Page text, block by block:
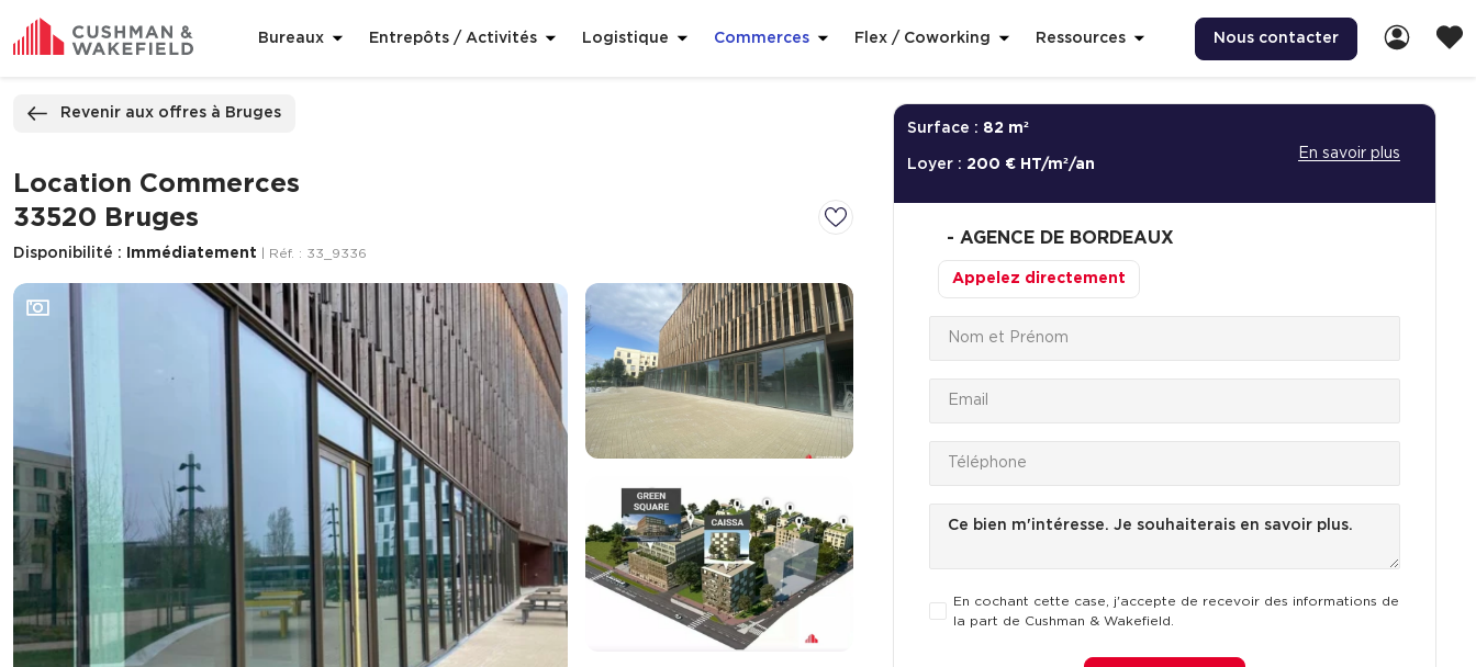
Bureaux Entrepôts / Activités Logistique Commerces Flex / Coworking Ressources Nous contacter
Revenir aux offres à Bruges
Location Commerces
33520 Bruges
Disponibilité : Immédiatement | Réf. : 33_9336
Surface : 82 m²
Loyer : 200 € HT/m²/an
En savoir plus
- AGENCE DE BORDEAUX
Appelez directement
En cochant cette case, j'accepte de recevoir des informations de
la part de Cushman & Wakefield.